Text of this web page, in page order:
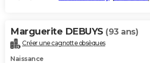
Marguerite DEBUYS (93 ans)
Créer une cagnotte obsèques
Naissance